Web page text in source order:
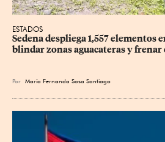
ESTADOS
Sedena despliega 1,557 elementos
blindar zonas aguacateras y
Por María Fernanda Sosa Santiago